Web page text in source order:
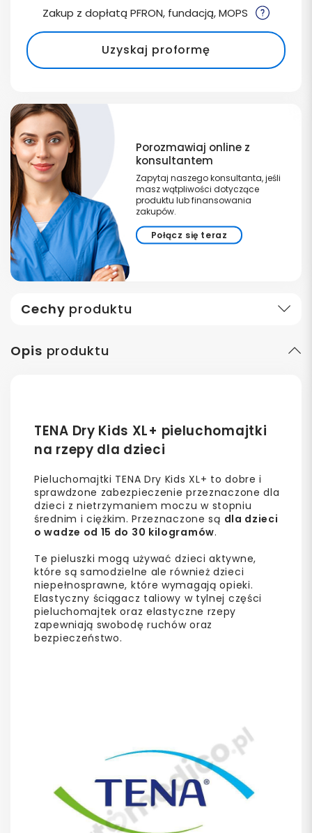
Zakup z dopłatą PFRON, fundacją, MOPS
Uzyskaj proformę
Porozmawiaj online z
konsultantem
Zapytaj naszego konsultanta, jeśli
masz wątpliwości dotyczące
produktu lub finansowania
zakupów.
Połącz się teraz
Cechy produktu
Opis produktu
TENA Dry Kids XL+ pieluchomajtki
na rzepy dla dzieci
Pieluchomajtki TENA Dry Kids XL+ to dobre i
sprawdzone zabezpieczenie przeznaczone dla
dzieci z nietrzymaniem moczu w stopniu
średnim i ciężkim. Przeznaczone są dla dzieci
o wadze od 15 do 30 kilogramów.
Te pieluszki mogą używać dzieci aktywne,
które są samodzielne ale również dzieci
niepełnosprawne, które wymagają opieki.
Elastyczny ściągacz taliowy w tylnej części
pieluchomajtek oraz elastyczne rzepy
zapewniają swobodę ruchów oraz
bezpieczeństwo.